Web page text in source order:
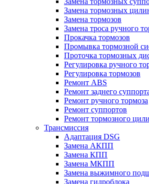
Замена тормозных
Замена тормозов
Замена троса ручного
Прокачка тормозов
Промывка тормозной
Проточка тормозных
Регулировка ручного
Регулировка тормозов
Ремонт ABS
Ремонт заднего
Ремонт ручного тормоза
Ремонт суппортов
Ремонт тормозного
Трансмиссия
Адаптация DSG
Замена АКПП
Замена КПП
Замена МКПП
Замена выжимного
Замена гидроблока